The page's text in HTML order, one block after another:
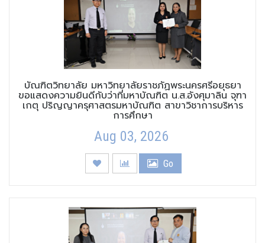
บัณฑิตวิทยาลัย มหาวิทยาลัยราชภัฏพระนครศรีอยุธยา
ขอแสดงความยินดีกับว่าที่มหาบัณฑิต น.ส.อังศุมาลิน จุฑา
เกตุ ปริญญาครุศาสตรมหาบัณฑิต สาขาวิชาการบริหาร
การศึกษา
Aug 03, 2026
Go